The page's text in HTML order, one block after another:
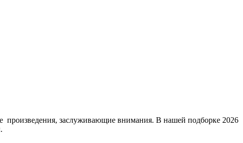
произведения, заслуживающие внимания. В нашей подборке 2026